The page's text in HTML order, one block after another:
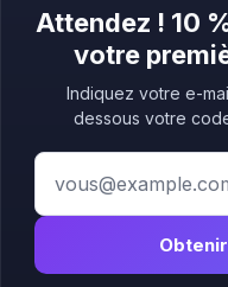
Attendez ! 10
votre
Indiquez votre e-
dessous votre
Enseignes logo
personnalisées pour
accueil.